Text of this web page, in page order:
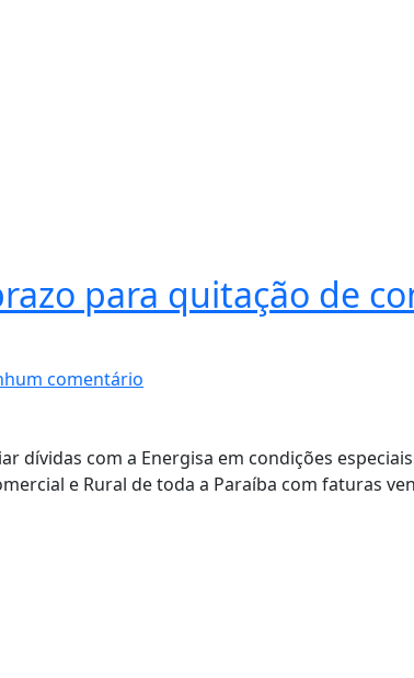
para quitação de
comentário
dívidas com a Energisa em condições
e Rural de toda a Paraíba com faturas